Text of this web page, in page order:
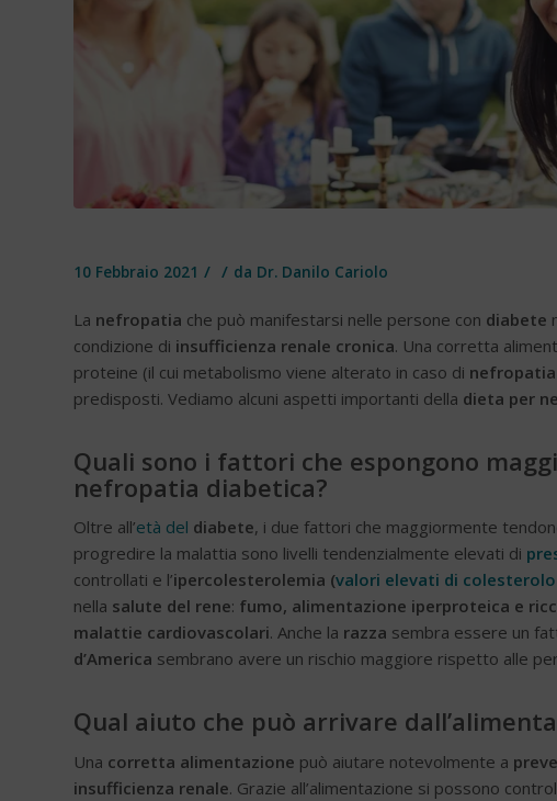
10 Febbraio 2021 / / da Dr. Danilo Cariolo
La nefropatia che può manifestarsi nelle persone con diabete
condizione di insufficienza renale cronica. Una corretta
proteine (il cui metabolismo viene alterato in caso di
predisposti. Vediamo alcuni aspetti importanti della dieta per
Quali sono i fattori che espongono
nefropatia diabetica?
Oltre all’età del diabete, i due fattori che maggiormente
progredire la malattia sono livelli tendenzialmente elevati di
controllati e l’ipercolesterolemia (valori elevati di
nella salute del rene: fumo, alimentazione iperproteica e
malattie cardiovascolari. Anche la razza sembra essere un
d’America sembrano avere un rischio maggiore rispetto alle
Qual aiuto che può arrivare
Una corretta alimentazione può aiutare notevolmente a
insufficienza renale. Grazie all’alimentazione si possono